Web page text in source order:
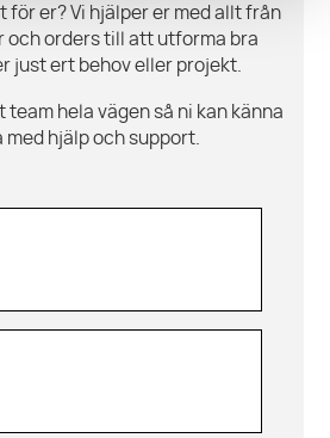
för er? Vi hjälper er med allt från
och orders till att utforma bra
just ert behov eller projekt.
team hela vägen så ni kan känna
med hjälp och support.